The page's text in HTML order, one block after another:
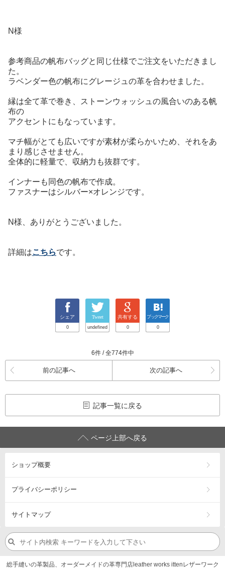
N様
参考商品の帆布バッグと同じ仕様でご注文をいただきまし
た。
ラベンダー色の帆布にグレージュの革を合わせました。
縁は全て革で巻き、ストーンウォッシュの風合いのある帆
布の
アクセントにもなっています。
マチ幅がとても広いですが素材が柔らかいため、それをあ
まり感じさせません。
全体的に軽量で、収納力も抜群です。
インナーも同色の帆布で作成。
ファスナーはシルバー×オレンジです。
N様、ありがとうございました。
詳細はこちらです。
シェア
0
Tweet
undefined
共有する
0
ブックマーク
0
6件 / 全774件中
前の記事へ 次の記事へ
記事一覧に戻る
ページ上部へ戻る
ショップ概要
プライバシーポリシー
サイトマップ
総手縫いの革製品、オーダーメイドの革専門店leather works ittenレザーワーク